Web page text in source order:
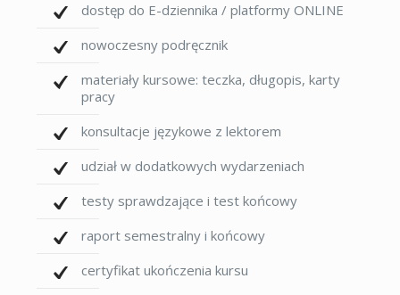
dostęp do E-dziennika / platformy ONLINE
nowoczesny podręcznik
materiały kursowe: teczka, długopis, karty
pracy
konsultacje językowe z lektorem
udział w dodatkowych wydarzeniach
testy sprawdzające i test końcowy
raport semestralny i końcowy
certyfikat ukończenia kursu